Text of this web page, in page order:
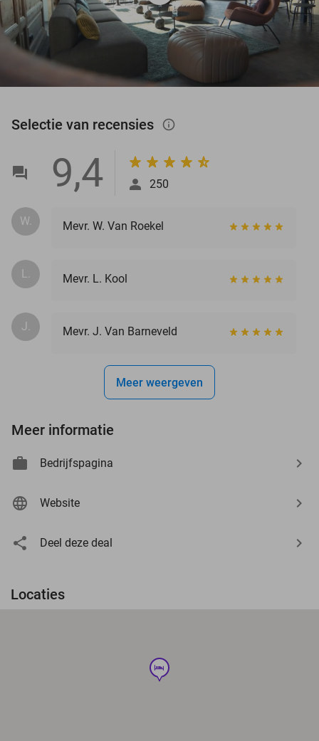
Selectie van recensies info_outlined
9,4 250
W. Mevr. W. Van Roekel
L. Mevr. L. Kool
J. Mevr. J. Van Barneveld
Meer weergeven
Meer informatie
Bedrijfspagina
Website
Deel deze deal
Locaties
hotel